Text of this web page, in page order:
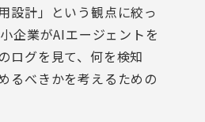
設計」という観点に絞っ
企業がAIエージェントを
ログを見て、何を検知
るべきかを考えるための